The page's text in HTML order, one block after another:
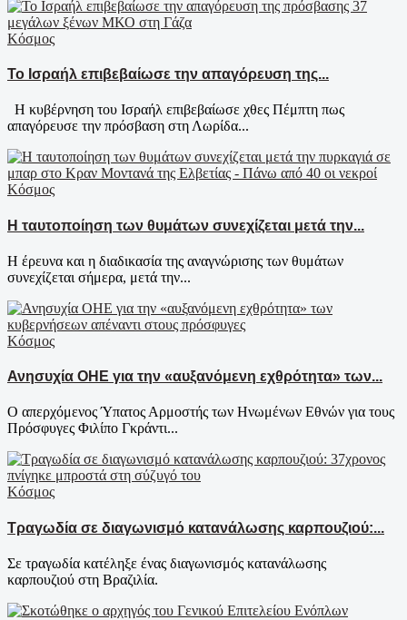
Κόσμος
Το Ισραήλ επιβεβαίωσε την απαγόρευση της...
Η κυβέρνηση του Ισραήλ επιβεβαίωσε χθες Πέμπτη πως
απαγόρευσε την πρόσβαση στη Λωρίδα...
Κόσμος
Η ταυτοποίηση των θυμάτων συνεχίζεται μετά την...
Η έρευνα και η διαδικασία της αναγνώρισης των θυμάτων
συνεχίζεται σήμερα, μετά την...
Κόσμος
Ανησυχία ΟΗΕ για την «αυξανόμενη εχθρότητα» των...
Ο απερχόμενος Ύπατος Αρμοστής των Ηνωμένων Εθνών για τους
Πρόσφυγες Φιλίπο Γκράντι...
Κόσμος
Τραγωδία σε διαγωνισμό κατανάλωσης καρπουζιού:...
Σε τραγωδία κατέληξε ένας διαγωνισμός κατανάλωσης
καρπουζιού στη Βραζιλία.